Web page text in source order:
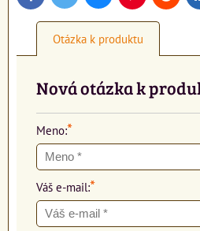
Otázka k produktu
Nová otázka k
Meno:*
Váš e-mail:*